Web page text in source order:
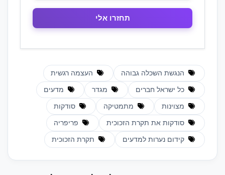
הנגשת השכלה גבוהה העצמה רגשית
כל ישראל חברים מגדר מדעים
מצוינות מתמטיקה סודקות
סודקות את תקרת הזכוכית פריפריה
קידום נערות למדעים תקרת הזכוכית